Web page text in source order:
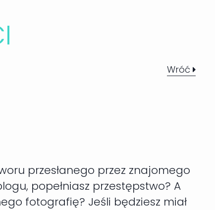
I
Wróć
przesłanego przez znajomego
popełniasz przestępstwo? A
fotografię? Jeśli będziesz miał